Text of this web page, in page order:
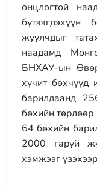
онцлогтой
жуулчдыг
наадамд
БНХАУ-ын
хүчит бөхчүүд
барилдаанд
бөхийн
64 бөхийн
2000 гаруй
хэмжээг